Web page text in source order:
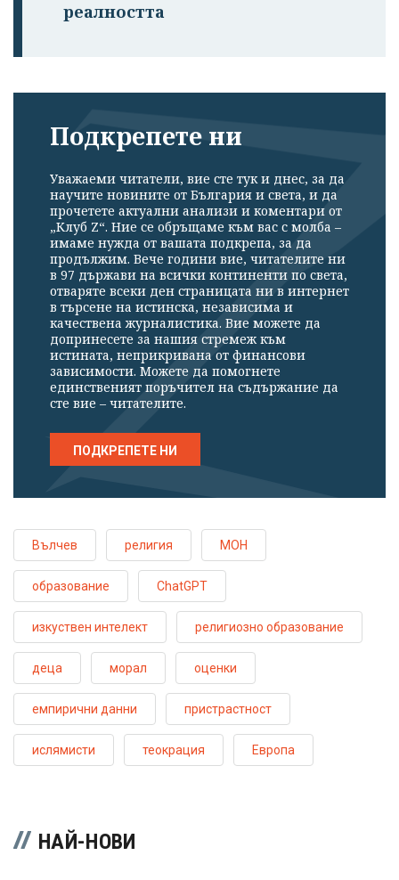
реалността
Подкрепете ни
Уважаеми читатели, вие сте тук и днес, за да
научите новините от България и света, и да
прочетете актуални анализи и коментари от
„Клуб Z“. Ние се обръщаме към вас с молба –
имаме нужда от вашата подкрепа, за да
продължим. Вече години вие, читателите ни
в 97 държави на всички континенти по света,
отваряте всеки ден страницата ни в интернет
в търсене на истинска, независима и
качествена журналистика. Вие можете да
допринесете за нашия стремеж към
истината, неприкривана от финансови
зависимости. Можете да помогнете
единственият поръчител на съдържание да
сте вие – читателите.
ПОДКРЕПЕТЕ НИ
Вълчев религия МОН
образование ChatGPT
изкуствен интелект религиозно образование
деца морал оценки
емпирични данни пристрастност
ислямисти теокрация Европа
НАЙ-НОВИ